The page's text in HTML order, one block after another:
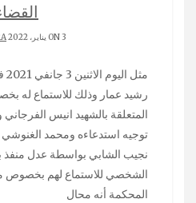
ON 3 يناير، 2022 BY
مثل اليوم الاثنين 3 جانفي 2021 في حالة سراح الجنرال
المتعلقة بالشهيد انيس
توجيه استدعاءه ومحمد
نجيب الشابي بواسطة عدل منفذ
الشخصي للاستماع لهم بخصوص
المحكمة أنه محال